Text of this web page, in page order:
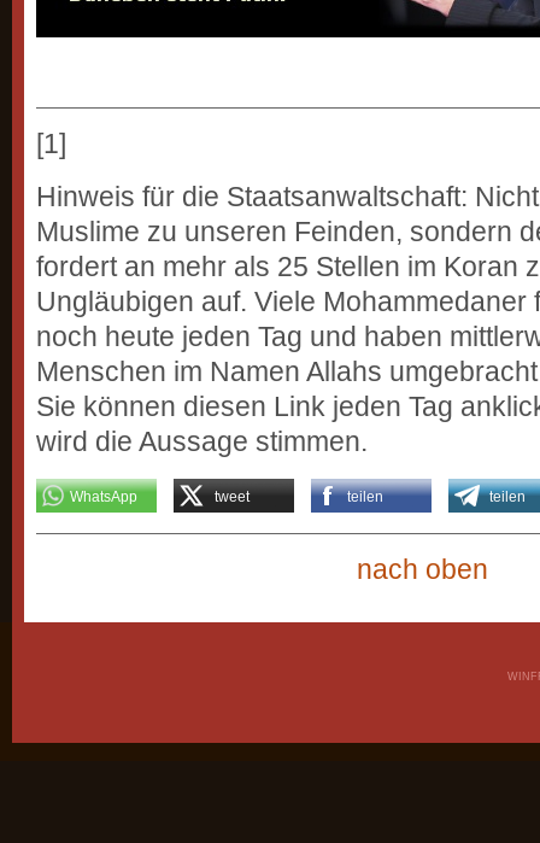
[1]
Hinweis für die Staatsanwaltschaft:
Muslime zu unseren Feinden, sondern
fordert an mehr als 25 Stellen im Koran
Ungläubigen auf. Viele Mohammedaner
noch heute jeden Tag und haben
Menschen im Namen Allahs
Sie können diesen Link jeden Tag
wird die Aussage stimmen.
WhatsApp tweet teilen teilen
nach oben